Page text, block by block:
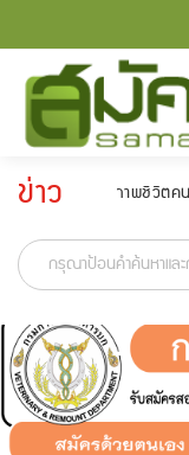
ข่าว
ประกาศ
นาคุณภาพชีวิตคนพิการ
-